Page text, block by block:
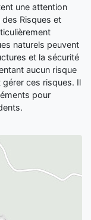
une attention
des Risques et
naturels peuvent
et la sécurité
aucun risque
ces risques. Il
pour